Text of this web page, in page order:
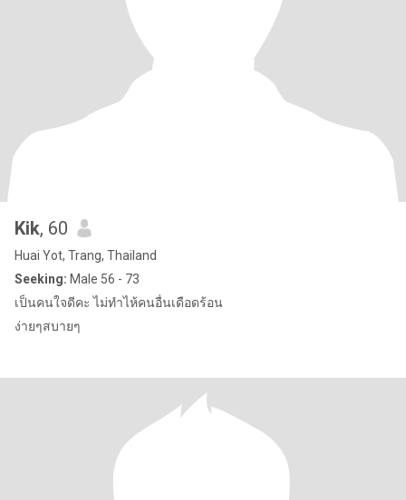
Kik, 60
Huai Yot, Trang, Thailand
Seeking: Male 56 - 73
เป็นคนใจดีคะ ไม่ทำไห้คนอื่นเดือดร้อน
ง่ายๆสบายๆ